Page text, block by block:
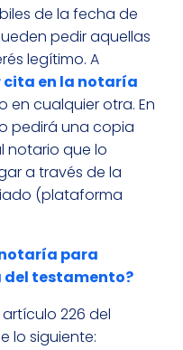
de la fecha de
pedir aquellas
legítimo. A
cita en la notaría
cualquier otra. En
pedirá una copia
notario que lo
a través de la
(plataforma
para
del testamento?
226 del
lo siguiente: